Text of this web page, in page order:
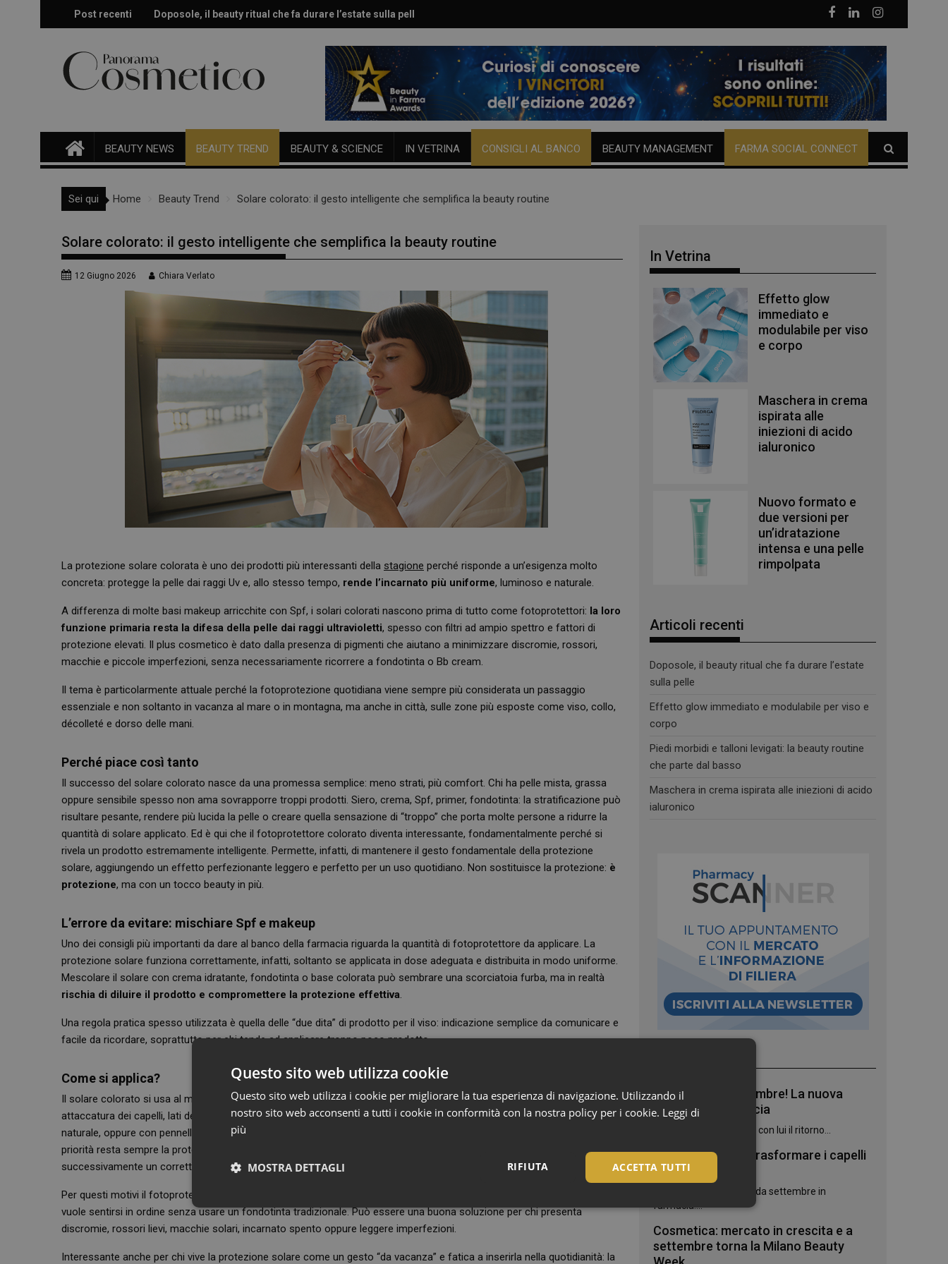
Post recenti Doposole, il beauty ritual che fa durare l’estate sulla pelle
Effetto glow immediato e modulabile per viso e corpo
BEAUTY NEWS BEAUTY TREND BEAUTY & SCIENCE IN VETRINA CONSIGLI AL BANCO BEAUTY MANAGEMENT FARMA SOCIAL CONNECT
Sei qui Home Beauty Trend Solare colorato: il gesto intelligente che semplifica la beauty routine
Solare colorato: il gesto intelligente che semplifica la beauty routine
12 Giugno 2026 Chiara Verlato
La protezione solare colorata è uno dei prodotti più interessanti della stagione perché risponde a un’esigenza molto
concreta: protegge la pelle dai raggi Uv e, allo stesso tempo, rende l’incarnato più uniforme, luminoso e naturale.
A differenza di molte basi makeup arricchite con Spf, i solari colorati nascono prima di tutto come fotoprotettori: la loro
funzione primaria resta la difesa della pelle dai raggi ultravioletti, spesso con filtri ad ampio spettro e fattori di
protezione elevati. Il plus cosmetico è dato dalla presenza di pigmenti che aiutano a minimizzare discromie, rossori,
macchie e piccole imperfezioni, senza necessariamente ricorrere a fondotinta o Bb cream.
Il tema è particolarmente attuale perché la fotoprotezione quotidiana viene sempre più considerata un passaggio
essenziale e non soltanto in vacanza al mare o in montagna, ma anche in città, sulle zone più esposte come viso, collo,
décolleté e dorso delle mani.
Perché piace così tanto
Il successo del solare colorato nasce da una promessa semplice: meno strati, più comfort. Chi ha pelle mista, grassa
oppure sensibile spesso non ama sovrapporre troppi prodotti. Siero, crema, Spf, primer, fondotinta: la stratificazione può
risultare pesante, rendere più lucida la pelle o creare quella sensazione di “troppo” che porta molte persone a ridurre la
quantità di solare applicato. Ed è qui che il fotoprotettore colorato diventa interessante, fondamentalmente perché si
rivela un prodotto estremamente intelligente. Permette, infatti, di mantenere il gesto fondamentale della protezione
solare, aggiungendo un effetto perfezionante leggero e perfetto per un uso quotidiano. Non sostituisce la protezione: è
protezione, ma con un tocco beauty in più.
L’errore da evitare: mischiare Spf e makeup
Uno dei consigli più importanti da dare al banco della farmacia riguarda la quantità di fotoprotettore da applicare. La
protezione solare funziona correttamente, infatti, soltanto se applicata in dose adeguata e distribuita in modo uniforme.
Mescolare il solare con crema idratante, fondotinta o base colorata può sembrare una scorciatoia furba, ma in realtà
rischia di diluire il prodotto e compromettere la protezione effettiva.
Una regola pratica spesso utilizzata è quella delle “due dita” di prodotto per il viso: indicazione semplice da comunicare e
facile da ricordare, soprattutto per chi tende ad applicare troppo poco prodotto.
Come si applica?
Il solare colorato si usa al mattino, dopo la skincare abituale.Va steso con cura su tutto il viso, senza dimenticare
attaccatura dei capelli, lati del naso, contorno mandibolare e collo. Può essere applicato con le mani per un risultato
naturale, oppure con pennello o spugnetta, facendo attenzione, però, a non ridurre troppo la quantità di prodotto. La
priorità resta sempre la protezione: il finish estetico viene dopo. Chi desidera maggiore coprenza potrà aggiungere
successivamente un correttore localizzato o un velo di makeup, ma il primo strato deve essere generoso e omogeneo.
Per questi motivi il fotoprotettore colorato è
vuole sentirsi in ordine senza usare un fondotinta tradizionale. Può essere una buona soluzione per chi presenta
discromie, rossori lievi, macchie solari, incarnato spento oppure leggere imperfezioni.
Interessante anche per chi vive la protezione solare come un gesto “da vacanza” e fatica a inserirla nella quotidianità: la
In Vetrina
Effetto glow
immediato e
modulabile per viso
e corpo
Maschera in crema
ispirata alle
iniezioni di acido
ialuronico
Nuovo formato e
due versioni per
un’idratazione
intensa e una pelle
rimpolpata
Articoli recenti
Doposole, il beauty ritual che fa durare l’estate
sulla pelle
Effetto glow immediato e modulabile per viso e
corpo
Piedi morbidi e talloni levigati: la beauty routine
che parte dal basso
Maschera in crema ispirata alle iniezioni di acido
ialuronico
Bentornato, settembre! La nuova
stagione in farmacia
Settembre è arrivato, e con lui il ritorno...
7 oli botanici per trasformare i capelli
danneggiati
Due novità Phyto Paris da settembre in
farmacia:...
Cosmetica: mercato in crescita e a
settembre torna la Milano Beauty
Questo sito web utilizza cookie
Questo sito web utilizza i cookie per migliorare la tua esperienza di navigazione. Utilizzando il
nostro sito web acconsenti a tutti i cookie in conformità con la nostra policy per i cookie. Leggi di
più
ACCETTA TUTTI
RIFIUTA
MOSTRA DETTAGLI
Necessari